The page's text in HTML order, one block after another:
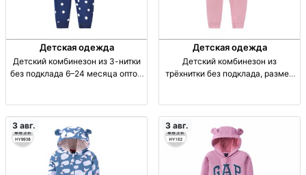
Детская одежда
Детский комбинезон из 3-нитки
без подклада 6–24 месяца оптом
Детская одежда
Детский комбинезон из
трёхнитки без подклада, размер
3 авг.
3 авг.